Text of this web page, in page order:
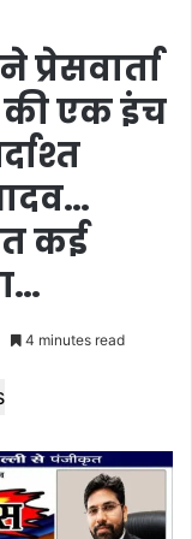
की एक इंच
कई
4 minutes read